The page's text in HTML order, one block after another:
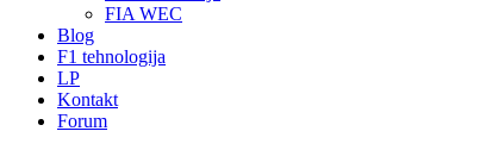
FIA WEC
Blog
F1 tehnologija
LP
Kontakt
Forum